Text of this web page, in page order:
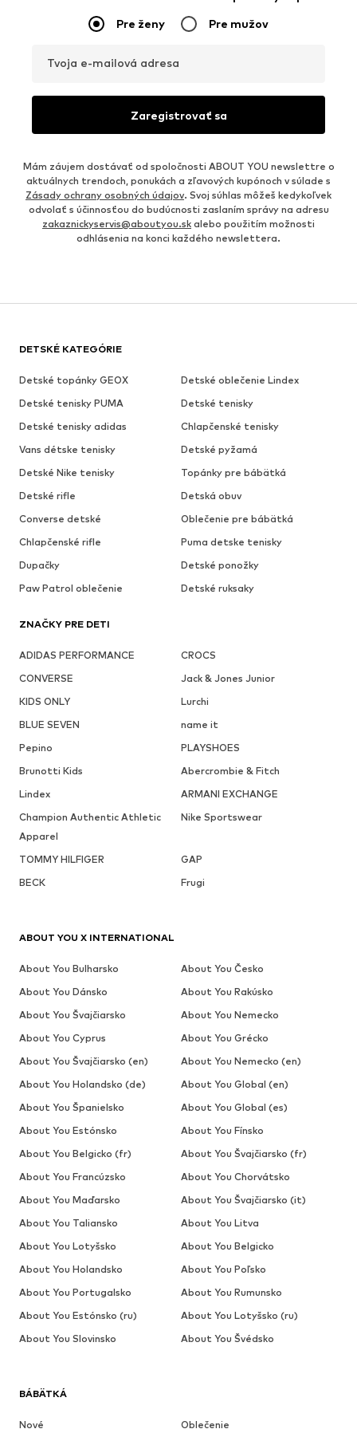
Pre ženy Pre mužov
Tvoja e-mailová adresa
Zaregistrovať sa
Mám záujem dostávať od spoločnosti ABOUT YOU newslettre o
aktuálnych trendoch, ponukách a zľavových kupónoch v súlade s
Zásady ochrany osobných údajov. Svoj súhlas môžeš kedykoľvek
odvolať s účinnosťou do budúcnosti zaslaním správy na adresu
zakaznickyservis@aboutyou.sk alebo použitím možnosti
odhlásenia na konci každého newslettera.
DETSKÉ KATEGÓRIE
Detské topánky GEOX
Detské oblečenie Lindex
Detské tenisky PUMA
Detské tenisky
Detské tenisky adidas
Chlapčenské tenisky
Vans détske tenisky
Detské pyžamá
Detské Nike tenisky
Topánky pre bábätká
Detské rifle
Detská obuv
Converse detské
Oblečenie pre bábätká
Chlapčenské rifle
Puma detske tenisky
Dupačky
Detské ponožky
Paw Patrol oblečenie
Detské ruksaky
ZNAČKY PRE DETI
ADIDAS PERFORMANCE
CROCS
CONVERSE
Jack & Jones Junior
KIDS ONLY
Lurchi
BLUE SEVEN
name it
Pepino
PLAYSHOES
Brunotti Kids
Abercrombie & Fitch
Lindex
ARMANI EXCHANGE
Champion Authentic Athletic
Apparel
Nike Sportswear
TOMMY HILFIGER
GAP
BECK
Frugi
BÁBÄTKÁ
Nové
Oblečenie
ABOUT YOU X INTERNATIONAL
About You Bulharsko
About You Česko
About You Dánsko
About You Rakúsko
About You Švajčiarsko
About You Nemecko
About You Cyprus
About You Grécko
About You Švajčiarsko (en)
About You Nemecko (en)
About You Holandsko (de)
About You Global (en)
About You Španielsko
About You Global (es)
About You Estónsko
About You Fínsko
About You Belgicko (fr)
About You Švajčiarsko (fr)
About You Francúzsko
About You Chorvátsko
About You Maďarsko
About You Švajčiarsko (it)
About You Taliansko
About You Litva
About You Lotyšsko
About You Belgicko
About You Holandsko
About You Poľsko
About You Portugalsko
About You Rumunsko
About You Estónsko (ru)
About You Lotyšsko (ru)
About You Slovinsko
About You Švédsko